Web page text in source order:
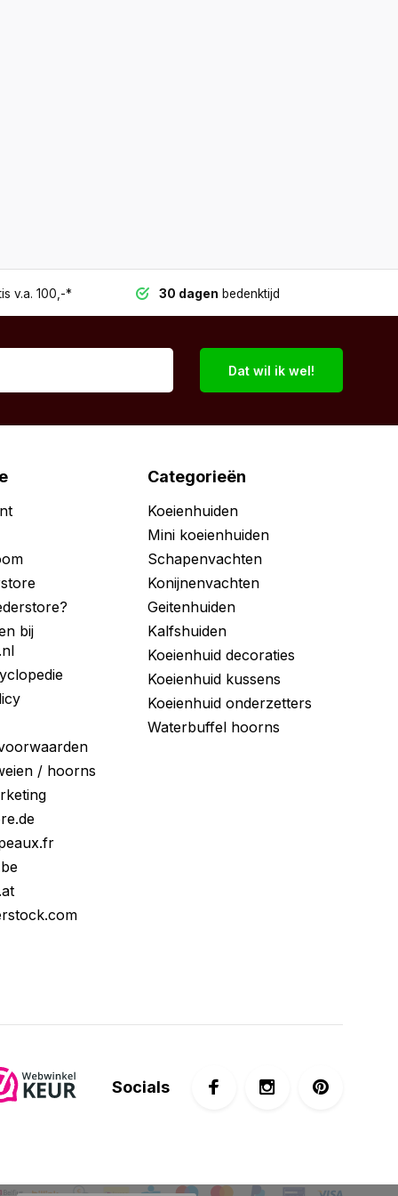
v.a. 100,-* 30 dagen bedenktijd
Dat wil ik wel!
bij
/ hoorns
Categorieën
Koeienhuiden
Mini koeienhuiden
Schapenvachten
Konijnenvachten
Geitenhuiden
Kalfshuiden
Koeienhuid decoraties
Koeienhuid kussens
Koeienhuid onderzetters
Waterbuffel hoorns
Socials